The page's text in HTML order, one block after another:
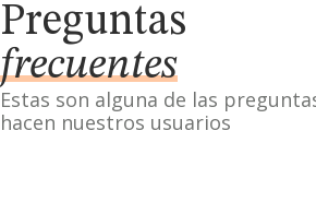
Preguntas
frecuentes
Estas son alguna de las
hacen nuestros usuarios